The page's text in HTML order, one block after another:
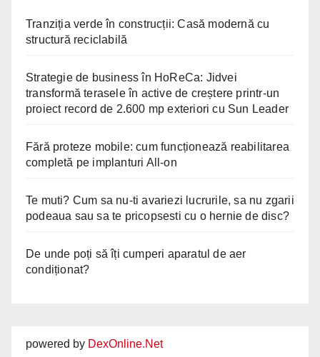
Tranziția verde în construcții: Casă modernă cu
structură reciclabilă
Strategie de business în HoReCa: Jidvei
transformă terasele în active de creștere printr-un
proiect record de 2.600 mp exteriori cu Sun Leader
Fără proteze mobile: cum funcționează reabilitarea
completă pe implanturi All-on
Te muti? Cum sa nu-ti avariezi lucrurile, sa nu zgarii
podeaua sau sa te pricopsesti cu o hernie de disc?
De unde poți să îți cumperi aparatul de aer
condiționat?
powered by DexOnline.Net